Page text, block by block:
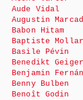
Aude Vidal
Augustin
Babon Hitam
Baptiste
Basile Pévin
Benedikt Geiger
Benjamin
Benny Bulben
Benoît Godin